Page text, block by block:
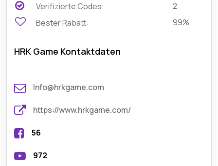
Verifizierte Codes:
2
Bester Rabatt:
99%
HRK Game Kontaktdaten
Info@hrkgame.com
https://www.hrkgame.com/
56
972